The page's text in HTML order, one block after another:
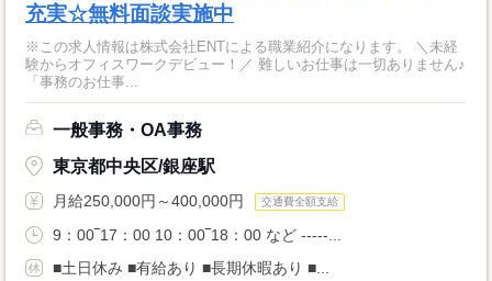
充実☆無料面談実施中
※この求人情報は株式会社ENTによる職業紹介になります。 ＼未経
験からオフィスワークデビュー！／ 難しいお仕事は一切ありません♪
「事務のお仕事...
一般事務・OA事務
東京都中央区/銀座駅
月給250,000円～400,000円 交通費全額支給
9：00‾17：00 10：00‾18：00 など -----...
■土日休み ■有給あり ■長期休暇あり ■...